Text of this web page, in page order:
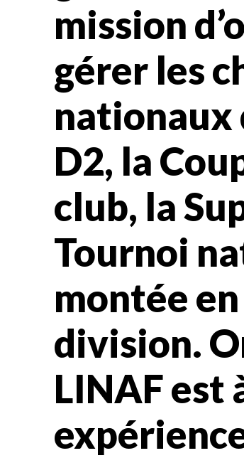
mission
gérer les
nationaux
D2, la
club, la
Tournoi
montée
division.
LINAF est